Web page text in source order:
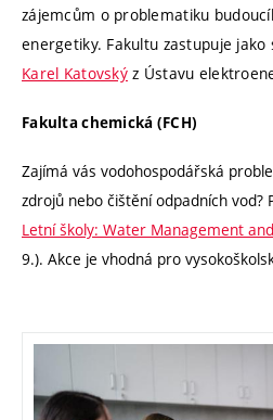
zájemcům o problematiku
energetiky. Fakultu zastupuje
Karel Katovskýz Ústavu
Fakulta chemická (FCH)
Zajímá vás vodohospodářská
zdrojů nebo čištění odpadních vod?
Letní školy: Water Management
9.). Akce je vhodná pro